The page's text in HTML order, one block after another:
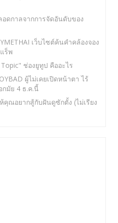
อดกาลจากการจัดอันดับของ
เว็บไซต์ค้นคำคล้องจอง
ร็พ
ช่องยูทูป คืออะไร
ผู้ไม่เคยเปิดหน้าตา ไร้
กมัย 4 ธ.ค.นี้
คุณอยากสู้กับฝันดูซักตั้ง (ไม่เรียง